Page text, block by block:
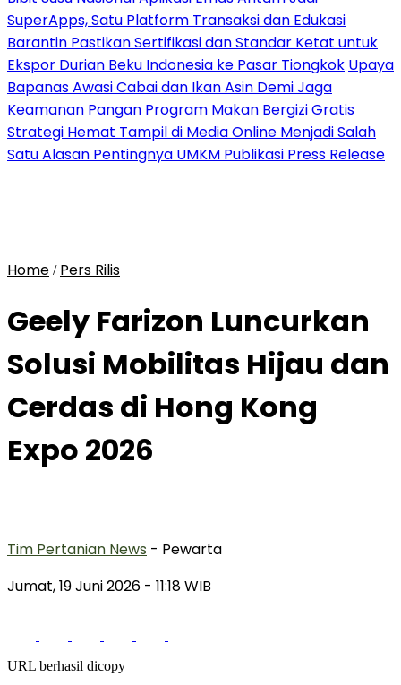
SuperApps, Satu Platform Transaksi dan Edukasi
Barantin Pastikan Sertifikasi dan Standar Ketat untuk
Ekspor Durian Beku Indonesia ke Pasar Tiongkok Upaya
Bapanas Awasi Cabai dan Ikan Asin Demi Jaga
Keamanan Pangan Program Makan Bergizi Gratis
Strategi Hemat Tampil di Media Online Menjadi Salah
Satu Alasan Pentingnya UMKM Publikasi Press Release
Home / Pers Rilis
Geely Farizon Luncurkan
Solusi Mobilitas Hijau dan
Cerdas di Hong Kong
Expo 2026
Tim Pertanian News - Pewarta
Jumat, 19 Juni 2026 - 11:18 WIB
URL berhasil dicopy